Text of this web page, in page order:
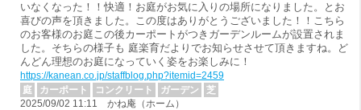
いなくなった！！快適！お庭がお気に入りの場所になりました。とお
喜びの声を頂きました。この度はありがとうございました！！こちら
のお客様のお庭この後カーポートがつきガーデンルームが設置されま
した。そちらの様子も 庭楽育だよりでお知らせさせて頂きますね。ど
んどん理想のお庭になっていく姿をお楽しみに！
https://kanean.co.jp/staffblog.php?itemid=2459
庭
カーポート コンクリート ガーデン
芝
2025/09/02 11:11 かね庵（ホーム）